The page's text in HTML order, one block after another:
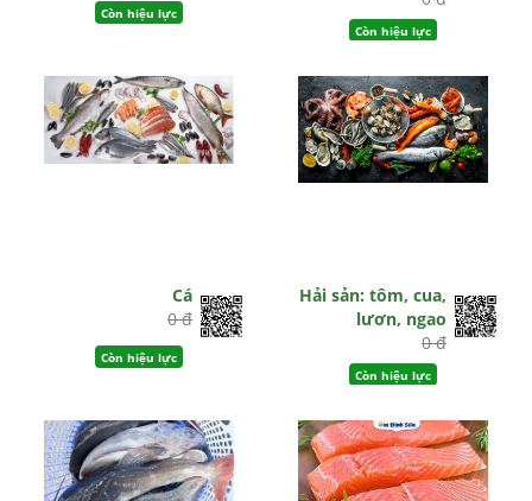
Còn hiệu lực
Còn hiệu lực
Cá
0 đ
Còn hiệu lực
Hải sản: tôm, cua,
lươn, ngao
0 đ
Còn hiệu lực